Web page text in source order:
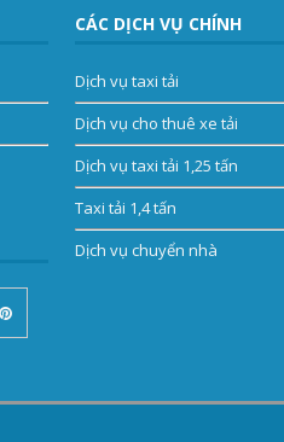
CÁC DỊCH VỤ CHÍNH
Dịch vụ taxi tải
Dịch vụ cho thuê xe tải
Dịch vụ taxi tải 1,25 tấn
Taxi tải 1,4 tấn
Dịch vụ chuyển nhà